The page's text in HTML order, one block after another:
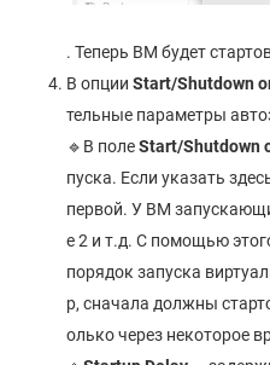
. Теперь ВМ будет
В опции Start/Shutdown
тельные параметры
🔹В полеStart/Shutdown
пуска. Если указать
первой. У ВМ
е 2 и т.д. С помощью
порядок запуска
р, сначала должны
олько через некоторое